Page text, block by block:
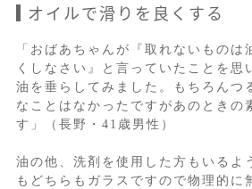
オイルで滑りを良くする
「おばあちゃんが『取れないものは
くしなさい』と言っていたことを思
油を垂らしてみました。もちろんつ
なことはなかったですがあのときの
す」（長野・41歳男性）
油の他、洗剤を使用した方もいるよ
もどちらもガラスですので物理的に